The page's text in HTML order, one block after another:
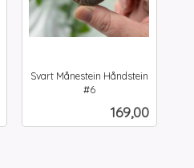
Svart Månestein Håndstein
#6
Pris
169,00